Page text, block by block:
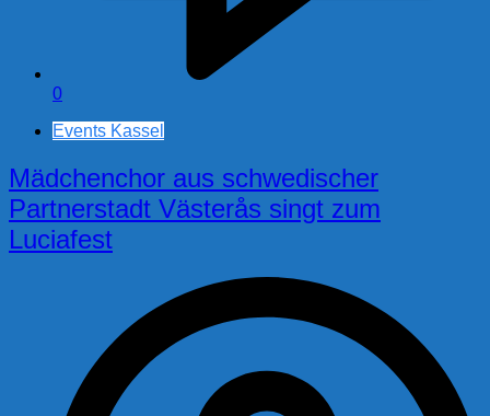
0
Events Kassel
Mädchenchor aus schwedischer
Partnerstadt Västerås singt zum
Luciafest